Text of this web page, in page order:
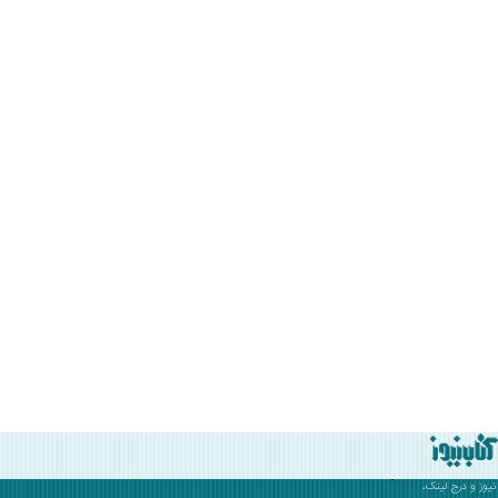
و درج لینک،